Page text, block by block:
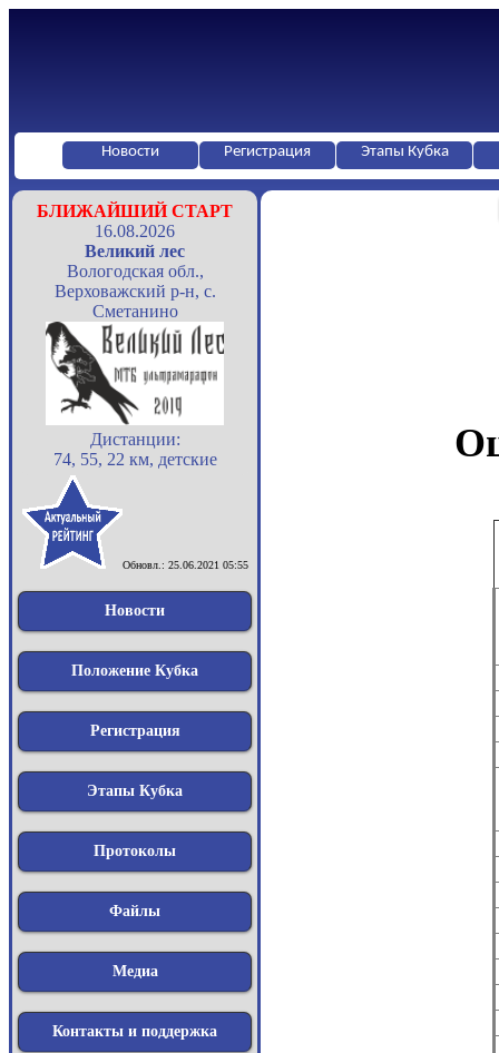
Новости Регистрация Этапы Кубка
БЛИЖАЙШИЙ СТАРТ
16.08.2026
Великий лес
Вологодская обл.,
Верховажский р-н, с.
Сметанино
Дистанции:
74, 55, 22 км, детские
Обновл.: 25.06.2021 05:55
Новости
Положение Кубка
Регистрация
Этапы Кубка
Протоколы
Файлы
Медиа
Контакты и поддержка